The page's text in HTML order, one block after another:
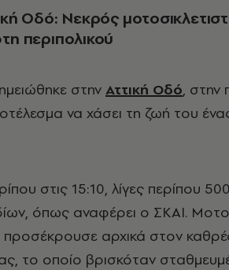
Οδό: Νεκρός
περιπολικού
στην Αττική Οδό, στην
να χάσει τη ζωή του
στις 15:10, λίγες περίπου
όπως αναφέρει ο ΣΚΑΙ.
προσέκρουσε αρχικά στον
το οποίο βρισκόταν